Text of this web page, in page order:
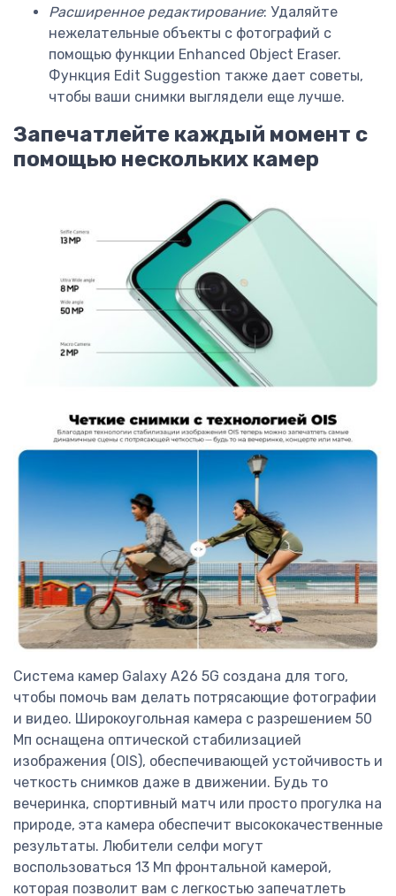
Расширенное редактирование: Удаляйте
нежелательные объекты с фотографий с
помощью функции Enhanced Object Eraser.
Функция Edit Suggestion также дает советы,
чтобы ваши снимки выглядели еще лучше.
Запечатлейте каждый момент с
помощью нескольких камер
Система камер Galaxy A26 5G создана для того,
чтобы помочь вам делать потрясающие фотографии
и видео. Широкоугольная камера с разрешением 50
Мп оснащена оптической стабилизацией
изображения (OIS), обеспечивающей устойчивость и
четкость снимков даже в движении. Будь то
вечеринка, спортивный матч или просто прогулка на
природе, эта камера обеспечит высококачественные
результаты. Любители селфи могут
воспользоваться 13 Мп фронтальной камерой,
которая позволит вам с легкостью запечатлеть